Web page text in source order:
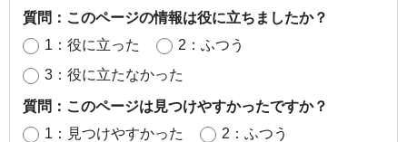
質問：このページの情報は役に立ちましたか？
1：役に立った
2：ふつう
3：役に立たなかった
質問：このページは見つけやすかったですか？
1：見つけやすかった
2：ふつう